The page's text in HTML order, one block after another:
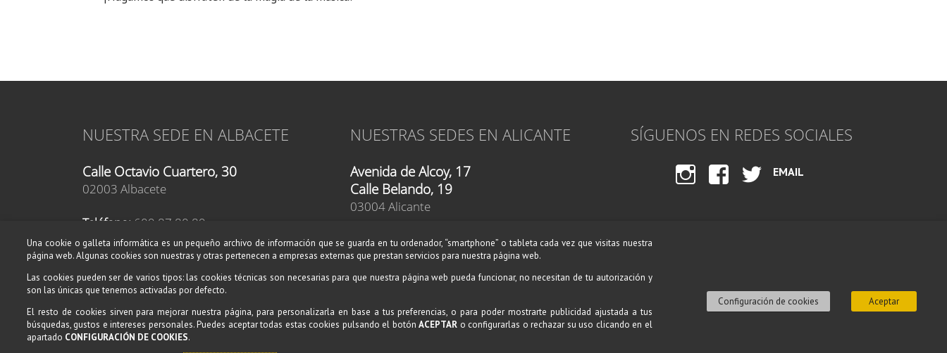
NUESTRA SEDE EN ALBACETE
Calle Octavio Cuartero, 30
02003 Albacete
Teléfono: 609 87 80 89
Teléfono:619 46 76 52
E-mail:
albacete@amadeusescuelademusica.es
NUESTRAS SEDES EN ALICANTE
Avenida de Alcoy, 17
Calle Belando, 19
03004 Alicante
Teléfono: 619 46 76 52
Teléfono:609 87 80 89
E-mail:alicante@amadeusescuelademusica.es
SÍGUENOS EN REDES SOCIALES
EMAIL
Una cookie o galleta informática es un pequeño archivo de información que se guarda en tu ordenador, “smartphone” o tableta cada vez que visitas nuestra
página web. Algunas cookies son nuestras y otras pertenecen a empresas externas que prestan servicios para nuestra página web.
Las cookies pueden ser de varios tipos: las cookies técnicas son necesarias para que nuestra página web pueda funcionar, no necesitan de tu autorización y
son las únicas que tenemos activadas por defecto.
El resto de cookies sirven para mejorar nuestra página, para personalizarla en base a tus preferencias, o para poder mostrarte publicidad ajustada a tus
búsquedas, gustos e intereses personales. Puedes aceptar todas estas cookies pulsando el botónACEPTAR o configurarlas o rechazar su uso clicando en el
apartado CONFIGURACIÓN DE COOKIES.
Configuración de cookies Aceptar